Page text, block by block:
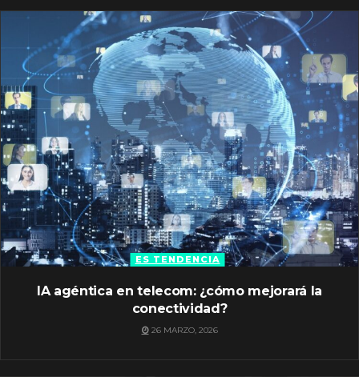
ES TENDENCIA
IA agéntica en telecom: ¿cómo mejorará la
conectividad?
26 MARZO, 2026